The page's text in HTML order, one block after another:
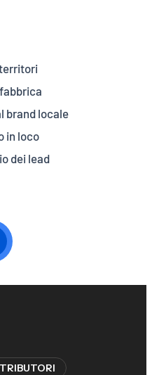
brand locale
in loco
dei lead